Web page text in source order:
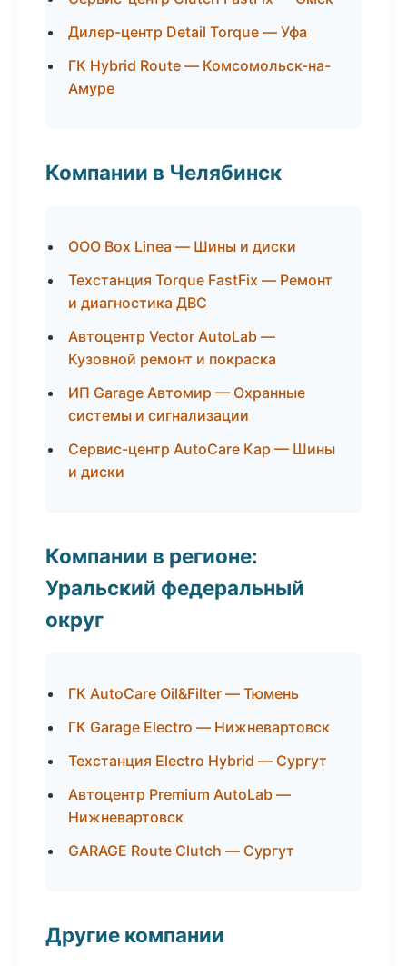
Дилер-центр Detail Torque — Уфа
ГК Hybrid Route — Комсомольск-на-
Амуре
Компании в Челябинск
ООО Box Linea — Шины и диски
Техстанция Torque FastFix — Ремонт
и диагностика ДВС
Автоцентр Vector AutoLab —
Кузовной ремонт и покраска
ИП Garage Автомир — Охранные
системы и сигнализации
Сервис-центр AutoCare Кар — Шины
и диски
Компании в регионе:
Уральский федеральный
округ
ГК AutoCare Oil&Filter — Тюмень
ГК Garage Electro — Нижневартовск
Техстанция Electro Hybrid — Сургут
Автоцентр Premium AutoLab —
Нижневартовск
GARAGE Route Clutch — Сургут
Другие компании